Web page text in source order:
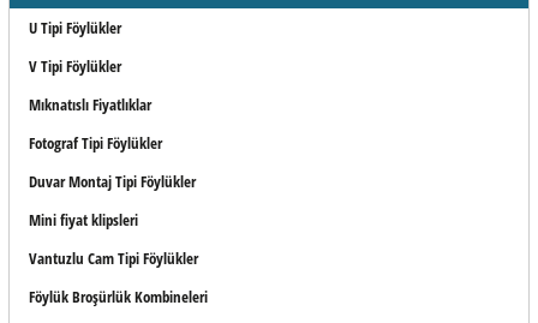
U Tipi Föylükler
V Tipi Föylükler
Mıknatıslı Fiyatlıklar
Fotograf Tipi Föylükler
Duvar Montaj Tipi Föylükler
Mini fiyat klipsleri
Vantuzlu Cam Tipi Föylükler
Föylük Broşürlük Kombineleri